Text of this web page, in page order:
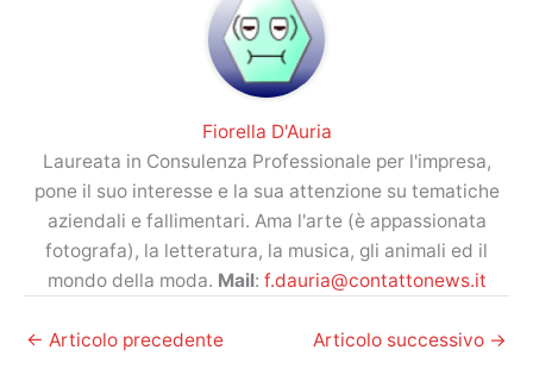
Fiorella D'Auria
Laureata in Consulenza Professionale per l'impresa,
pone il suo interesse e la sua attenzione su tematiche
aziendali e fallimentari. Ama l'arte (è appassionata
fotografa), la letteratura, la musica, gli animali ed il
mondo della moda. Mail: f.dauria@contattonews.it
← Articolo precedente Articolo successivo →